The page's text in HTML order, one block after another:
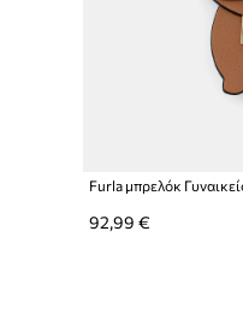
Furla μπρελόκ
92,99 €